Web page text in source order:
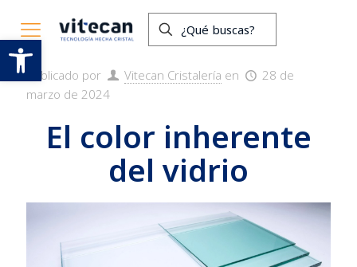
El color inherente del vidrio
Publicado por Vitecan Cristalería en
28 de
marzo de 2024
El color inherente
del vidrio
Abrir barra de herramientas